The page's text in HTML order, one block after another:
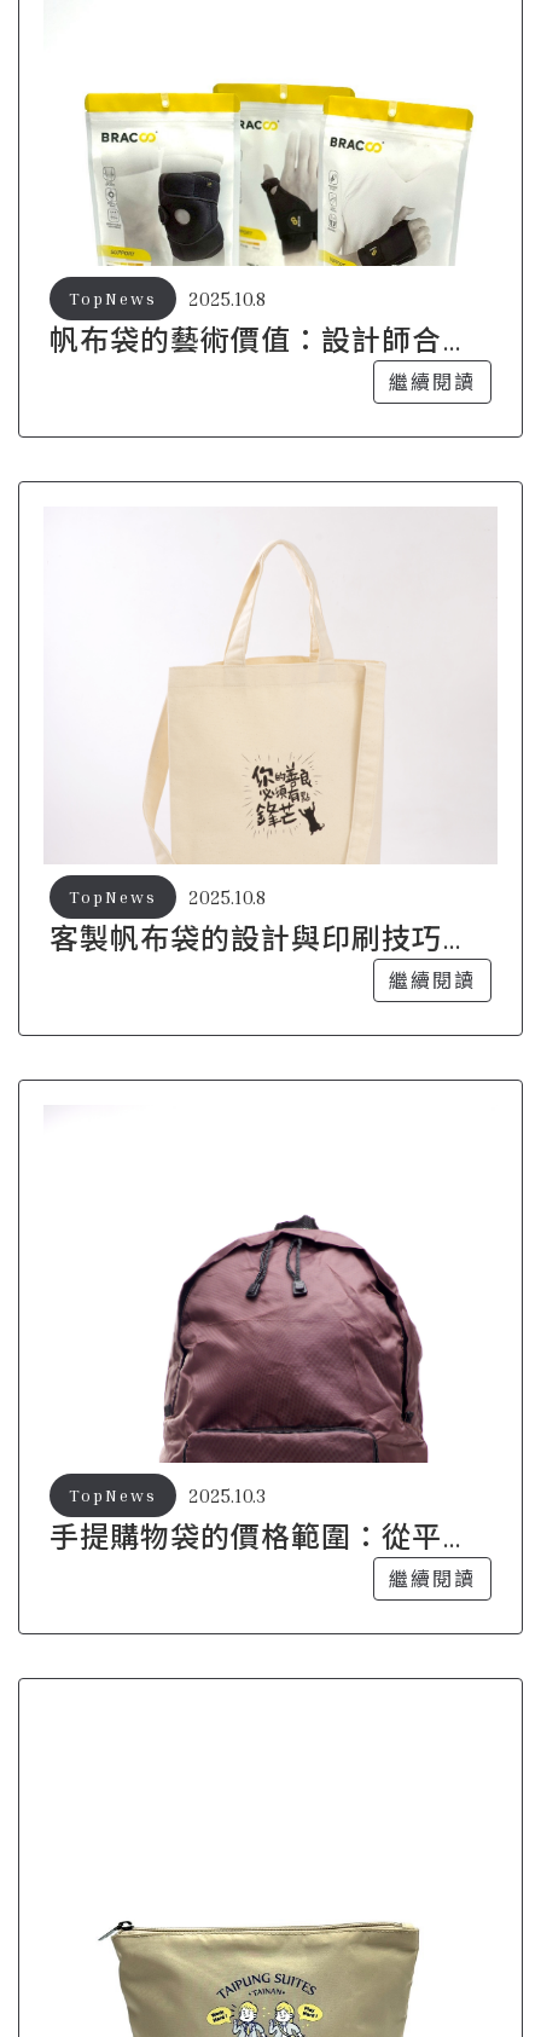
帆布袋的藝術價值：設計師合作
2025.10.8
TopNews
繼續閱讀
客製帆布袋的設計與印刷技巧，
2025.10.8
TopNews
繼續閱讀
手提購物袋的價格範圍：從平價
2025.10.3
TopNews
繼續閱讀